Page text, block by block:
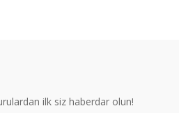
hatalar bulunuyor.
sitelerden daha pahalı.
ilk siz haberdar olun!